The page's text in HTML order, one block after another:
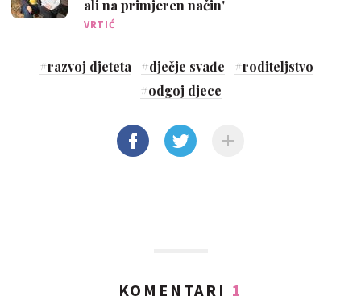
ali na primjeren način'
VRTIĆ
#razvoj djeteta #dječje svađe #roditeljstvo
#odgoj djece
KOMENTARI 1